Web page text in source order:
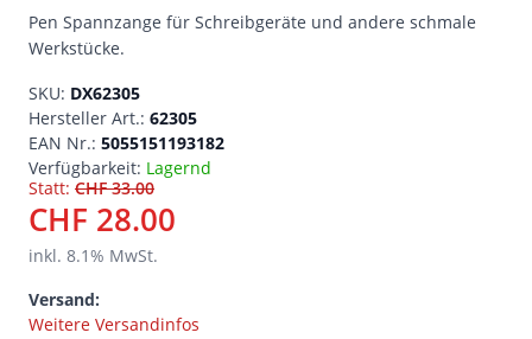
Pen Spannzange für Schreibgeräte und andere schmale
Werkstücke.
SKU: DX62305
Hersteller Art.: 62305
EAN Nr.: 5055151193182
Verfügbarkeit: Lagernd
Statt: CHF 33.00
CHF 28.00
inkl. 8.1% MwSt.
Versand:
Weitere Versandinfos